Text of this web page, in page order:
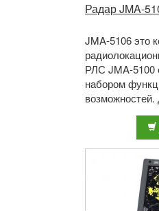
Радар JMA-
JMA-5106 это
РЛС JMA-5100
набором
выходную
на частоте